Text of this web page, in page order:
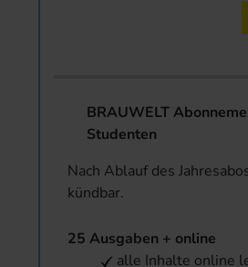
BRAUWELT
Studenten
Nach Ablauf des
kündbar.
25 Ausgaben + online
alle Inhalte online